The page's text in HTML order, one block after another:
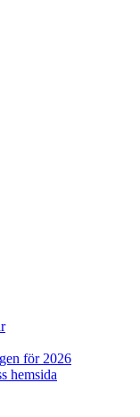
för 2026
hemsida